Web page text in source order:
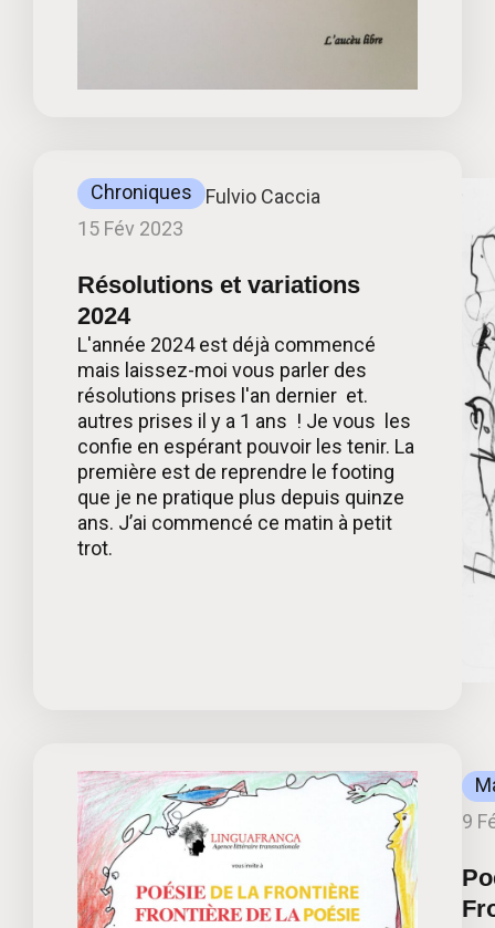
Chroniques
Fulvio Caccia
15 Fév 2023
Résolutions et variations
2024
L'année 2024 est déjà commencé
mais laissez-moi vous parler des
résolutions prises l'an dernier et.
autres prises il y a 1 ans ! Je vous les
confie en espérant pouvoir les tenir. La
première est de reprendre le footing
que je ne pratique plus depuis quinze
ans. J’ai commencé ce matin à petit
trot.
9